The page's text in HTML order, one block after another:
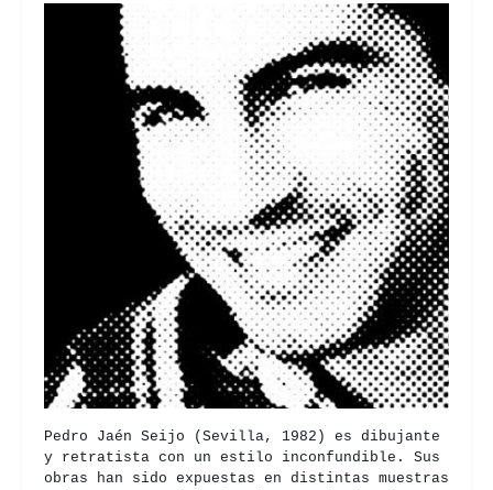
Pedro Jaén Seijo (Sevilla, 1982) es dibujante
y retratista con un estilo inconfundible. Sus
obras han sido expuestas en distintas muestras